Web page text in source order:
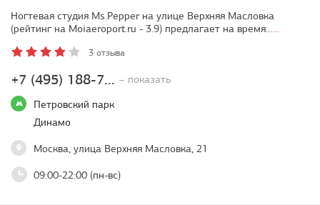
+7 (495) 188-7... – показать
Петровский парк
Динамо
Москва, улица Верхняя Масловка, 21
09:00-22:00 (пн-вс)
Ногтевая студия Ms.Pepper на улице Верхняя Масловка
(рейтинг на Moiaeroport.ru - 3.9) предлагает на время…...
3 отзыва